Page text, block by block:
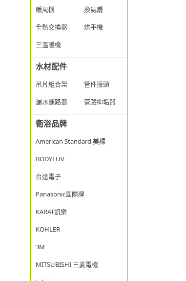
暖風機
換氣扇
全熱交換器
烘手機
三溫暖機
水材配件
吊片組合架
管件接頭
漏水斷路器
管路抑垢器
衛浴品牌
American Standard 美標
BODYLUV
台達電子
Panasonic國際牌
KARAT凱樂
KOHLER
3M
MITSUBISHI 三菱電機